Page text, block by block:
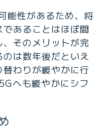
能性があるため、将
あることはほぼ間
そのメリットが完
は数年後だといえ
わりが緩やかに行
へも緩やかにシフ